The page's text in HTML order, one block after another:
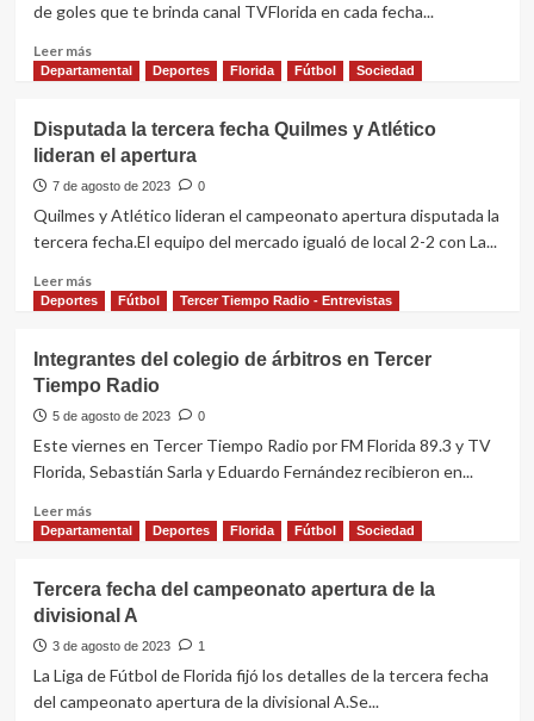
de goles que te brinda canal TVFlorida en cada fecha...
Leer másLeer
más
de
goles
de
3era
fecha
campeonato
de
Florida
Departamental Deportes Florida Fútbol Sociedad
Disputada la tercera fecha Quilmes y Atlético
lideran el apertura
7 de agosto de 2023 0
Quilmes y Atlético lideran el campeonato apertura disputada la
tercera fecha.El equipo del mercado igualó de local 2-2 con La...
Leer másLeer
más
la
tercera
fecha
Atlético
el
Deportes Fútbol Tercer Tiempo Radio - Entrevistas
Integrantes del colegio de árbitros en Tercer
Tiempo Radio
5 de agosto de 2023 0
Este viernes en Tercer Tiempo Radio por FM Florida 89.3 y TV
Florida, Sebastián Sarla y Eduardo Fernández recibieron en...
Leer másLeer
más
del
colegio
de
árbitros
Tercer
Departamental Deportes Florida Fútbol Sociedad
Tercera fecha del campeonato apertura de la
divisional A
3 de agosto de 2023 1
La Liga de Fútbol de Florida fijó los detalles de la tercera fecha
del campeonato apertura de la divisional A.Se...